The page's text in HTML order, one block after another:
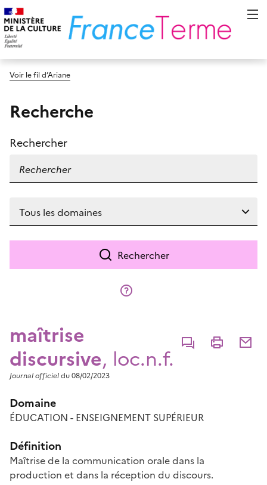
Voir le fil d’Ariane
Recherche
Rechercher
Rechercher
maîtrise
discursive, loc.n.f. CommenterImprimer
Journal officieldu 08/02/2023
Domaine
ÉDUCATION - ENSEIGNEMENT SUPÉRIEUR
Définition
Maîtrise de la communication orale dans la
production et dans la réception du discours.